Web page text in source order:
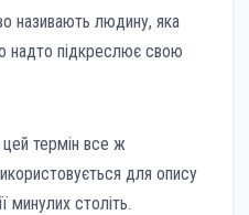
називають людину, яка
надто підкреслює свою
цей термін все ж
для опису
минулих століть.